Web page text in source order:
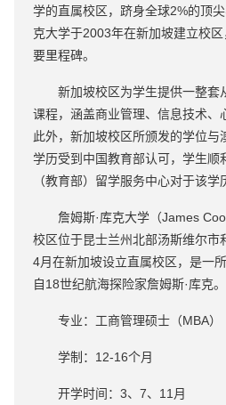
学的直属校区，跻身全球2%的顶
克大学于2003年在新加坡建立校
要里程碑。
新加坡校区为学生提供一整套
课程，涵盖商业管理、信息技术、
此外，新加坡校区所颁发的学位与
学历受到中国教育部认可，学生顺
（教育部）留学服务中心对于该学
詹姆斯·库克大学（James
校区位于昆士兰州北部汤斯维尔市
4月在新加坡设立直属校区，是一
自18世纪航海探险家詹姆斯·库克。
专业：工商管理硕士（MBA）
学制：12-16个月
开学时间：3、7、11月